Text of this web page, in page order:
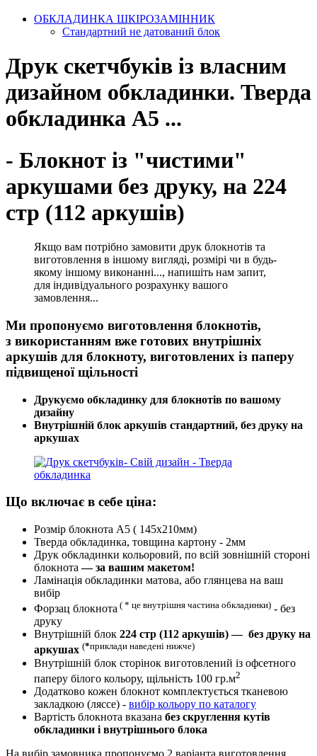
ОБКЛАДИНКА ШКІРОЗАМІННИК
Стандартний не датований блок
Друк скетчбуків із власним
дизайном обкладинки. Тверда
обкладинка А5 ...
- Блокнот із "чистими"
аркушами без друку, на 224
стр (112 аркушів)
Якщо вам потрібно замовити друк блокнотів та
виготовлення в іншому вигляді, розмірі чи в будь-
якому іншому виконанні..., напишіть нам запит,
для індивідуального розрахунку вашого
замовлення...
Ми пропонуємо виготовлення блокнотів,
з використанням вже готових внутрішніх
аркушів для блокноту, виготовлених із паперу
підвищеної щільності
Друкуємо обкладинку для блокнотів по вашому
дизайну
Внутрішній блок аркушів стандартний, без друку на
аркушах
Що включає в себе ціна:
Розмір блокнота А5 ( 145х210мм)
Тверда обкладинка, товщина картону - 2мм
Друк обкладинки кольоровий, по всій зовнішній стороні
блокнота— за вашим макетом!
Ламінація обкладинки матова, або глянцева на ваш
вибір
Форзац блокнота ( * це внутрішня частина обкладинки) - без
друку
Внутрішній блок 224 стр (112 аркушів) — без друку на
аркушах (*приклади наведені нижче)
Внутрішній блок сторінок виготовлений із офсетного
паперу білого кольору, щільність 100 гр.м2
Додатково кожен блокнот комплектується тканевою
закладкою (ляссе) - вибір кольору по каталогу
Вартість блокнота вказана без скруглення кутів
обкладинки і внутрішнього блока
На вибір замовника пропонуємо 2 варіанта виготовлення